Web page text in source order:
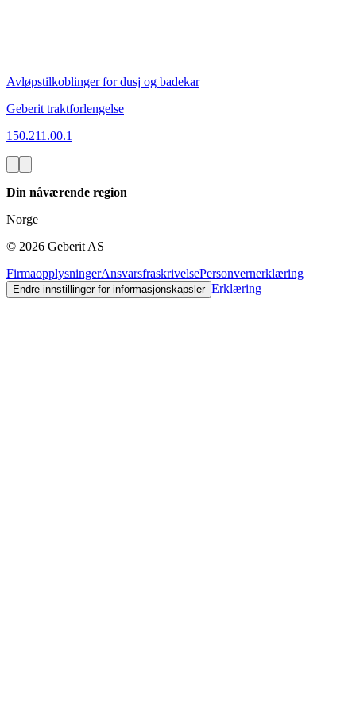
Avløpstilkoblinger for dusj og badekar
Geberit traktforlengelse
150.211.00.1
Din nåværende region
Norge
© 2026 Geberit AS
FirmaopplysningerAnsvarsfraskrivelsePersonvernerklæring
Endre innstillinger for informasjonskapsler Erklæring